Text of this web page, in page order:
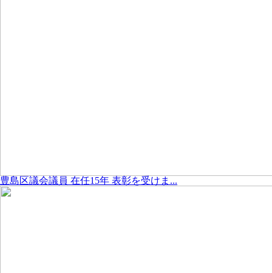
豊島区議会議員 在任15年 表彰を受けま...